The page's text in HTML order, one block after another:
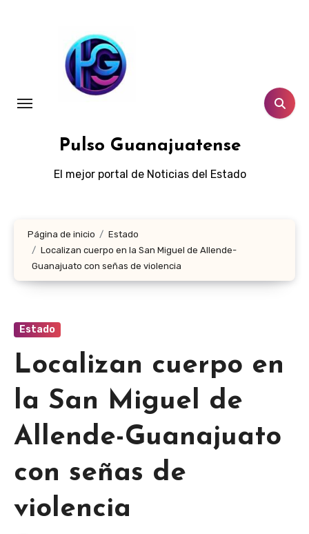
Pulso Guanajuatense
El mejor portal de Noticias del Estado
Página de inicio
Estado
Localizan cuerpo en la San Miguel de Allende-
Guanajuato con señas de violencia
Estado
Localizan cuerpo en
la San Miguel de
Allende-Guanajuato
con señas de
violencia